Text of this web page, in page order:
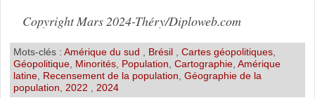
Copyright Mars 2024-Théry/Diploweb.com
Mots-clés : Amérique du sud Brésil Cartes géopolitiques,
Géopolitique, Minorités, Population Cartographie, Amérique
latine, Recensement de la population Géographie de la
population
2022 2024